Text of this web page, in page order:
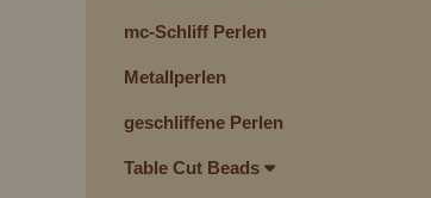
mc-Schliff Perlen
Metallperlen
geschliffene Perlen
Table Cut Beads